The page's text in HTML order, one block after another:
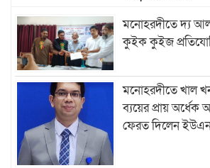
মনোহরদীতে দ্য
কুইক কুইজ
মনোহরদীতে খাল
ব্যয়ের প্রায় অর্ধেক
ফেরত দিলেন